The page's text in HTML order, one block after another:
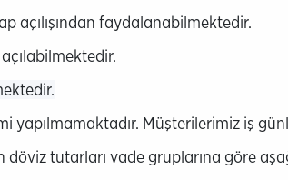
açılışından faydalanabilmektedir.
yapılmamaktadır. Müşterilerimiz iş
tutarları vade gruplarına göre